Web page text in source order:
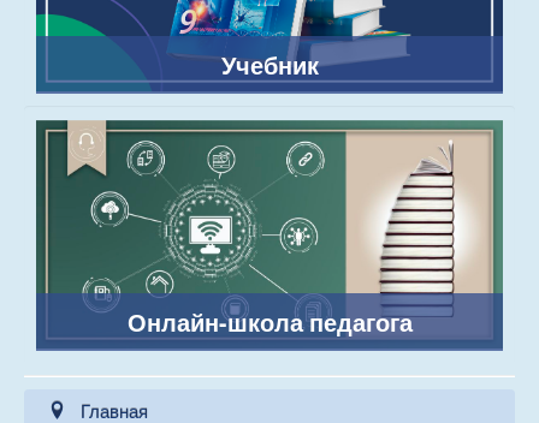
Учебник
Онлайн-школа педагога
Главная